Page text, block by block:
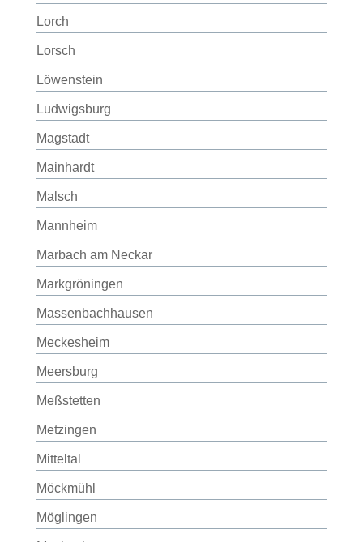
Lorch
Lorsch
Löwenstein
Ludwigsburg
Magstadt
Mainhardt
Malsch
Mannheim
Marbach am Neckar
Markgröningen
Massenbachhausen
Meckesheim
Meersburg
Meßstetten
Metzingen
Mitteltal
Möckmühl
Möglingen